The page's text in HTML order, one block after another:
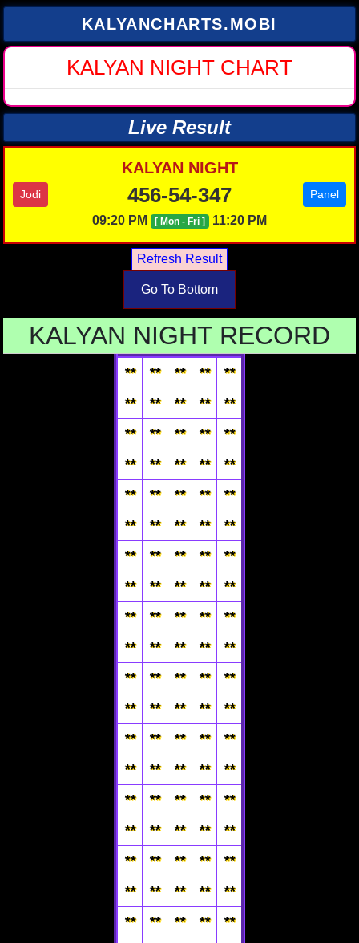
KALYANCHARTS.MOBI
KALYAN NIGHT CHART
Live Result
KALYAN NIGHT
456-54-347
09:20 PM [ Mon - Fri ] 11:20 PM
Jodi Panel
Go To Bottom
KALYAN NIGHT RECORD
** ** ** **
**
**
** ** **
**
**
** ** **
**
**
** ** **
**
**
** ** **
**
**
** ** **
**
**
** ** **
**
**
** ** **
**
**
** ** **
**
**
** ** **
**
**
** ** **
**
**
** ** **
**
**
** ** **
**
**
** ** **
**
**
** ** **
**
**
** ** **
**
**
** ** **
**
**
** ** **
**
**
** ** **
**